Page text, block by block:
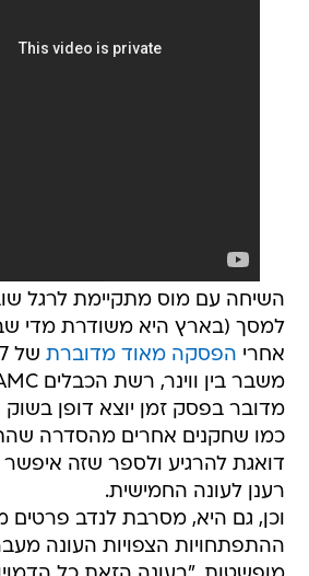
השיחה עם מוס מתקיימת לרגל
אחרי הפסקה מאוד מדוברת
מדובר בפסק זמן יוצא דופן בשוק
כמו שחקנים אחרים מהסדרה
דואגת להרגיע ולספר שזה
רענן לעונה החמישית.
וכן, גם היא, מסרבת לנדב פרטים
ההתפתחויות הצפויות העונה